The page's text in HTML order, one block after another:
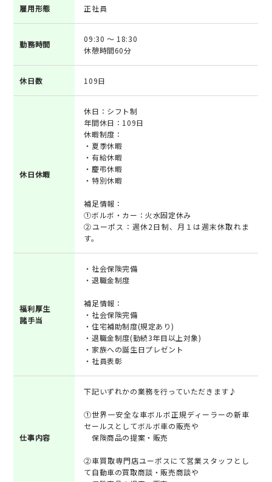
雇用形態 正社員
勤務時間
09:30 ～ 18:30
休憩時間60分
休日数 109日
休日休暇
休日：シフト制
年間休日：109日
休暇制度：
・夏季休暇
・有給休暇
・慶弔休暇
・特別休暇
補足情報：
①ボルボ・カー：火水固定休み
②ユーポス：週休2日制、月１は週末休取れま
す。
福利厚生
諸手当
・社会保険完備
・退職金制度
補足情報：
・社会保険完備
・住宅補助制度(規定あり)
・退職金制度(勤続3年目以上対象)
・家族への誕生日プレゼント
・社員表彰
仕事内容
下記いずれかの業務を行っていただきます♪
①世界一安全な車ボルボ正規ディーラーの新車
セールスとしてボルボ車の販売や
保険商品の提案・販売
②車買取専門店ユーポスにて営業スタッフとし
て自動車の買取商談・販売商談や